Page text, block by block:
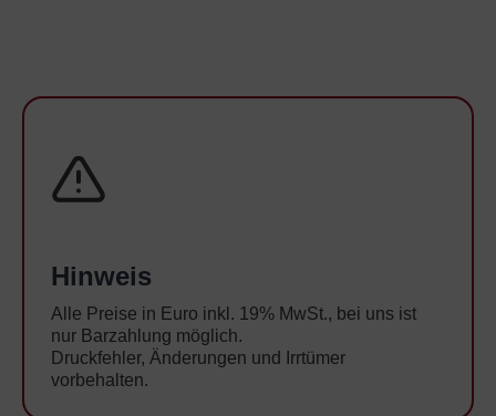
Hinweis
Alle Preise in Euro inkl. 19% MwSt., bei uns ist
nur Barzahlung möglich.
Druckfehler, Änderungen und Irrtümer
vorbehalten.